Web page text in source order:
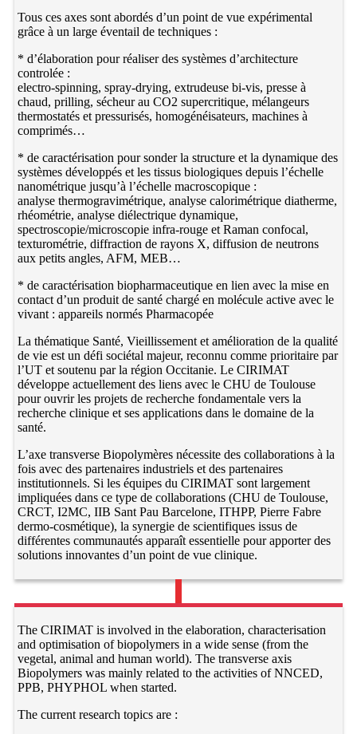
Tous ces axes sont abordés d’un point de vue expérimental
grâce à un large éventail de techniques :
* d’élaboration pour réaliser des systèmes d’architecture
controlée :
electro-spinning, spray-drying, extrudeuse bi-vis, presse à
chaud, prilling, sécheur au CO2 supercritique, mélangeurs
thermostatés et pressurisés, homogénéisateurs, machines à
comprimés…
* de caractérisation pour sonder la structure et la dynamique des
systèmes développés et les tissus biologiques depuis l’échelle
nanométrique jusqu’à l’échelle macroscopique :
analyse thermogravimétrique, analyse calorimétrique diatherme,
rhéométrie, analyse diélectrique dynamique,
spectroscopie/microscopie infra-rouge et Raman confocal,
texturométrie, diffraction de rayons X, diffusion de neutrons
aux petits angles, AFM, MEB…
* de caractérisation biopharmaceutique en lien avec la mise en
contact d’un produit de santé chargé en molécule active avec le
vivant : appareils normés Pharmacopée
La thématique Santé, Vieillissement et amélioration de la qualité
de vie est un défi sociétal majeur, reconnu comme prioritaire par
l’UT et soutenu par la région Occitanie. Le CIRIMAT
développe actuellement des liens avec le CHU de Toulouse
pour ouvrir les projets de recherche fondamentale vers la
recherche clinique et ses applications dans le domaine de la
santé.
L’axe transverse Biopolymères nécessite des collaborations à la
fois avec des partenaires industriels et des partenaires
institutionnels. Si les équipes du CIRIMAT sont largement
impliquées dans ce type de collaborations (CHU de Toulouse,
CRCT, I2MC, IIB Sant Pau Barcelone, ITHPP, Pierre Fabre
dermo-cosmétique), la synergie de scientifiques issus de
différentes communautés apparaît essentielle pour apporter des
solutions innovantes d’un point de vue clinique.
The CIRIMAT is involved in the elaboration, characterisation
and optimisation of biopolymers in a wide sense (from the
vegetal, animal and human world). The transverse axis
Biopolymers was mainly related to the activities of NNCED,
PPB, PHYPHOL when started.
The current research topics are :